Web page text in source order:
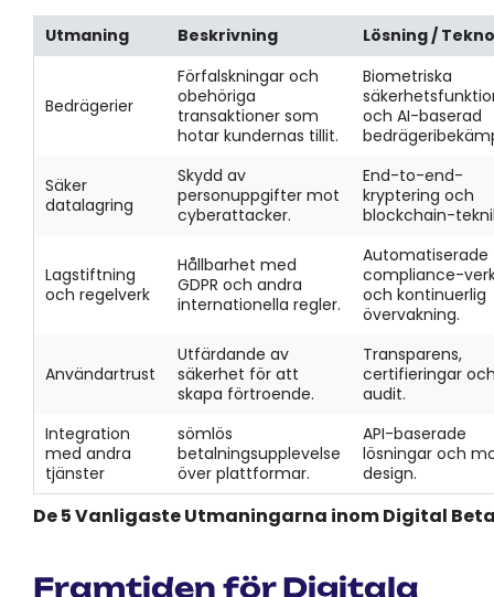
De 5 Vanligaste Utmaningarna inom Digital
Utmaning Beskrivning Lösning /
Bedrägerier
Förfalskningar och
obehöriga
transaktioner som
hotar kundernas tillit.
Biometriska
och AI-baserad
Säker
datalagring
Skydd av
personuppgifter mot
cyberattacker.
End-to-end-
kryptering och
blockchain-
Lagstiftning
och regelverk
Hållbarhet med
GDPR och andra
internationella regler.
Automatiserade
compliance-
och kontinuerlig
övervakning.
Användartrust
Utfärdande av
säkerhet för att
skapa förtroende.
Transparens,
certifieringar
audit.
Integration
med andra
tjänster
sömlös
betalningsupplevelse
över plattformar.
API-baserade
lösningar och
design.
Framtiden för Digitala